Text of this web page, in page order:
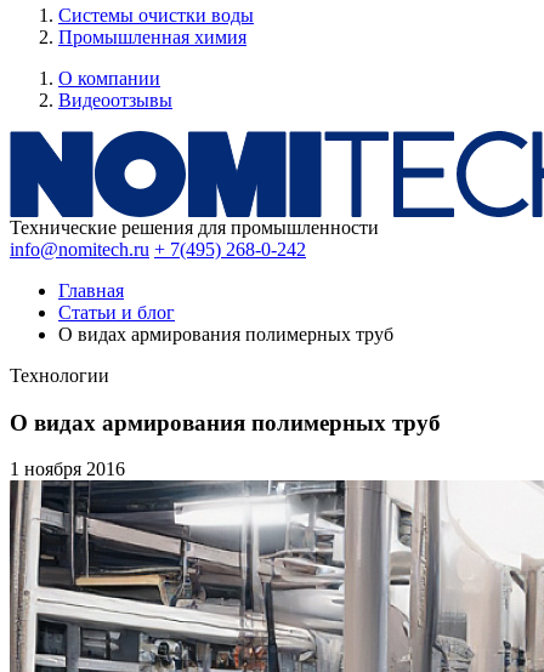
Системы очистки воды
Промышленная химия
О компании
Видеоотзывы
Технические решения для промышленности
info@nomitech.ru + 7(495) 268-0-242
Главная
Статьи и блог
О видах армирования полимерных труб
Технологии
О видах армирования полимерных труб
1 ноября 2016